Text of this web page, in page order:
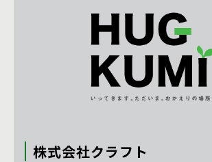
株式会社クラフト